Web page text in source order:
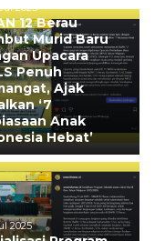
2025
12 Berau
Murid Baru
Upacara
Penuh
Ajak
‘7
Anak
Hebat’
2025